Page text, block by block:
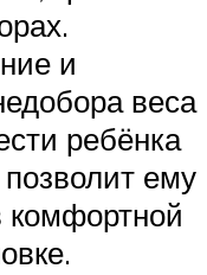
и
веса
ребёнка
ему
комфортной